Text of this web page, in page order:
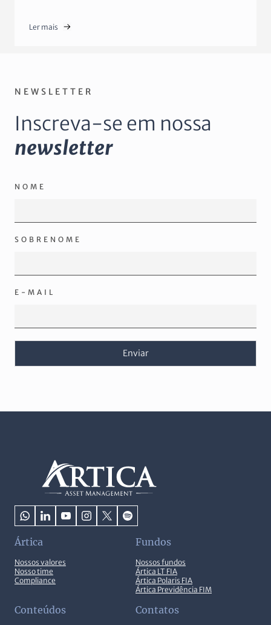
Ler mais
NEWSLETTER
Inscreva-se em nossa
newsletter
NOME
SOBRENOME
E-MAIL
Enviar
Ártica
Nossos valores
Nosso time
Compliance
Fundos
Nossos fundos
Ártica LT FIA
Ártica Polaris FIA
Ártica Previdência FIM
Conteúdos Contatos